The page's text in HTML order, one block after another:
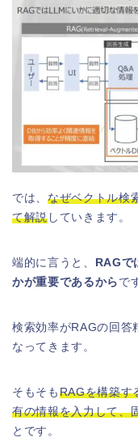
では、なぜベクトル検
て解説 していきます。
端的に言うと、
RAGで
かが重要であるから で
検索効率がRAGの回答
なってきます。
そもそも RAGを構築す
有の情報を入力して、
とです。